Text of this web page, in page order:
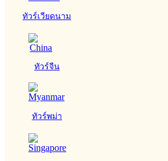
ทัวร์เวียดนาม
ทัวร์จีน
ทัวร์พม่า